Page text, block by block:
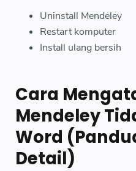
Uninstall Mendeley
Restart komputer
Install ulang bersih
Cara
Mendeley
Word
Detail)